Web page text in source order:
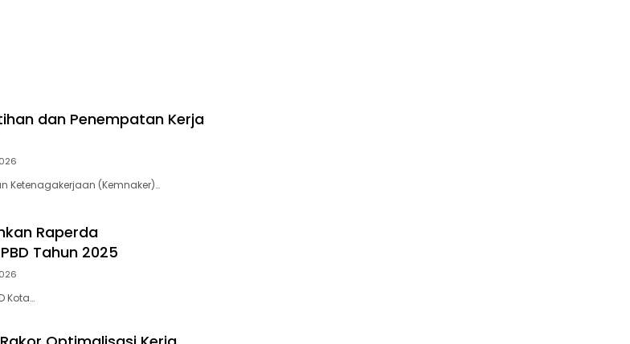
dan Penempatan Kerja
Ketenagakerjaan (Kemnaker)…
Raperda
Tahun 2025
Kota…